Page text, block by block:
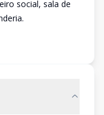
social, sala de